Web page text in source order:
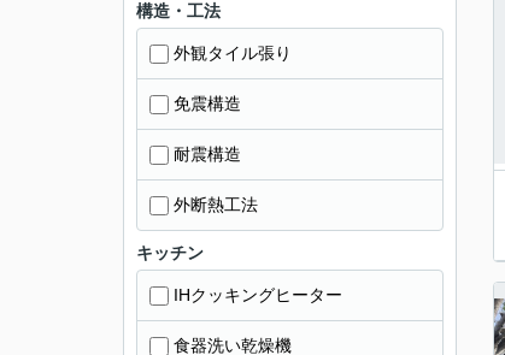
構造・工法
外観タイル張り
免震構造
耐震構造
外断熱工法
キッチン
IHクッキングヒーター
食器洗い乾燥機